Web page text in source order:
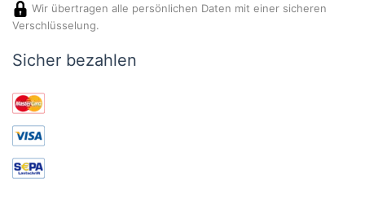
Wir übertragen alle persönlichen Daten mit einer sicheren
Verschlüsselung.
Sicher bezahlen